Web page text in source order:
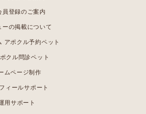
登録のご案内
ーの掲載について
アポクル予約ペット
クル問診ペット
ムページ制作
ィールサポート
用サポート